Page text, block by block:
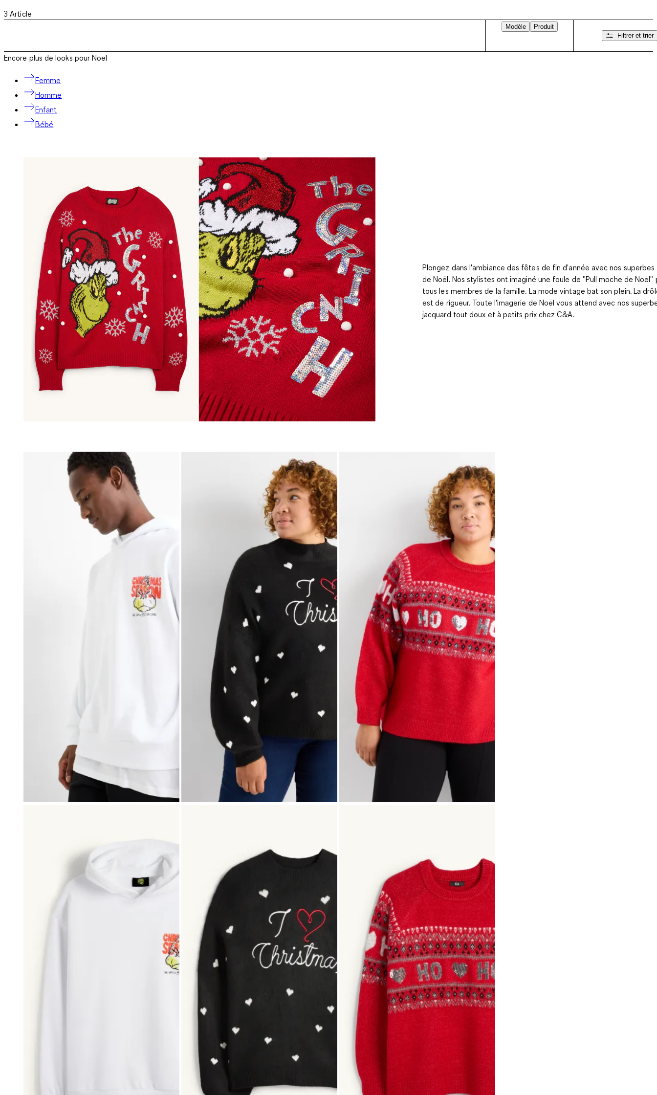
3 Article
Modèle
Produit
Filtrer et trier
Encore plus de looks pour Noël
Femme
Homme
Enfant
Bébé
Plongez dans l'ambiance des fêtes de fin d'année avec nos
de Noël. Nos stylistes ont imaginé une foule de "Pull moche de Noël"
tous les membres de la famille. La mode vintage bat son plein. La
est de rigueur. Toute l'imagerie de Noël vous attend avec nos
jacquard tout doux et à petits prix chez C&A.